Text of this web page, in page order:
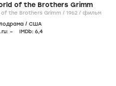
of the Brothers Grimm
Wonderful World of the Brothers Grimm / 1962 / фильм
/ США
– IMDb: 6,4